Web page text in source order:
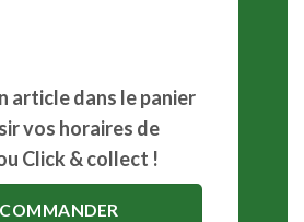
article dans le panier
vos horaires de
Click & collect !
COMMANDER